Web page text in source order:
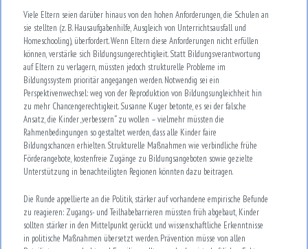
Viele Eltern seien darüber hinaus von den hohen Anforderungen, die Schulen an
sie stellten (z. B. Hausaufgabenhilfe, Ausgleich von Unterrichtsausfall und
Homeschooling), überfordert. Wenn Eltern diese Anforderungen nicht erfüllen
können, verstärke sich Bildungsungerechtigkeit. Statt Bildungsverantwortung
auf Eltern zu verlagern, müssten jedoch strukturelle Probleme im
Bildungssystem prioritär angegangen werden. Notwendig sei ein
Perspektivenwechsel: weg von der Reproduktion von Bildungsungleichheit hin
zu mehr Chancengerechtigkeit. Susanne Kuger betonte, es sei der falsche
Ansatz, die Kinder „verbessern“ zu wollen – vielmehr müssten die
Rahmenbedingungen so gestaltet werden, dass alle Kinder faire
Bildungschancen erhielten. Strukturelle Maßnahmen wie verbindliche frühe
Förderangebote, kostenfreie Zugänge zu Bildungsangeboten sowie gezielte
Unterstützung in benachteiligten Regionen könnten dazu beitragen.
Die Runde appellierte an die Politik, stärker auf vorhandene empirische Befunde
zu reagieren: Zugangs- und Teilhabebarrieren müssten früh abgebaut, Kinder
sollten stärker in den Mittelpunkt gerückt und wissenschaftliche Erkenntnisse
in politische Maßnahmen übersetzt werden. Prävention müsse von allen